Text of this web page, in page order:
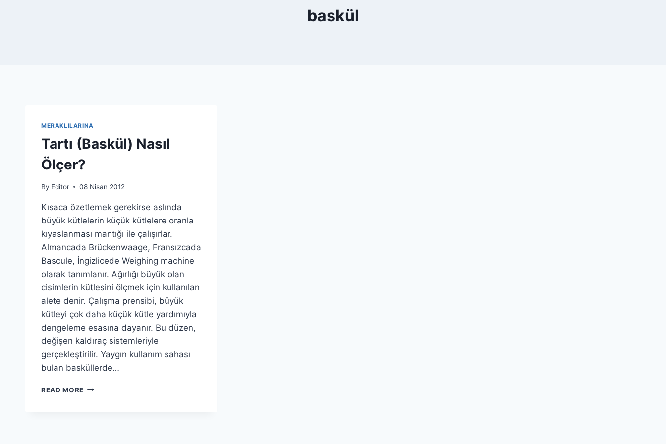
baskül
MERAKLILARINA
Tartı (Baskül) Nasıl
Ölçer?
By Editor 08 Nisan 2012
Kısaca özetlemek gerekirse aslında
büyük kütlelerin küçük kütlelere oranla
kıyaslanması mantığı ile çalışırlar.
Almancada Brückenwaage, Fransızcada
Bascule, İngizlicede Weighing machine
olarak tanımlanır. Ağırlığı büyük olan
cisimlerin kütlesini ölçmek için kullanılan
alete denir. Çalışma prensibi, büyük
kütleyi çok daha küçük kütle yardımıyla
dengeleme esasına dayanır. Bu düzen,
değişen kaldıraç sistemleriyle
gerçekleştirilir. Yaygın kullanım sahası
bulan basküllerde…
READ MORE TARTI